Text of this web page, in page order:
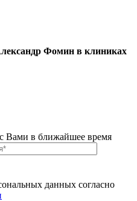
Фомин в клиниках
Вами в ближайшее время
данных согласно